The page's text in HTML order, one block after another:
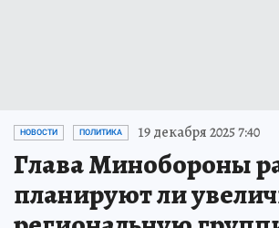
НОВОСТИ ПОЛИТИКА 19 декабря 2025 7:40
Глава Минобороны
планируют ли